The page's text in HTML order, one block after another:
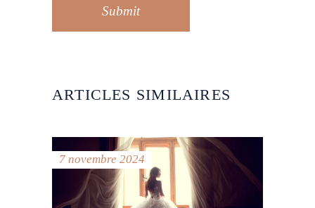
Submit
ARTICLES SIMILAIRES
7 novembre 2024